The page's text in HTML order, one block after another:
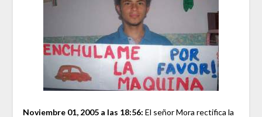
Noviembre 01, 2005 a las 18:56: El señor Mora rectifica la